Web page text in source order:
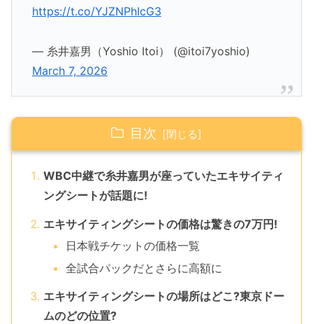
https://t.co/YJZNPhIcG3
— 糸井嘉男（Yoshio Itoi） (@itoi7yoshio)
March 7, 2026
目次
WBC中継で糸井嘉男が座っていたエキサイティ
ングシートが話題に!
エキサイティングシートの価格は驚きの7万円!
日本戦チケットの価格一覧
全試合パックだとさらに高額に
エキサイティングシートの場所はどこ?東京ドー
ムのどの位置?